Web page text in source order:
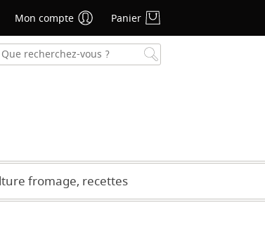
fromage, recettes
Mon compte Panier